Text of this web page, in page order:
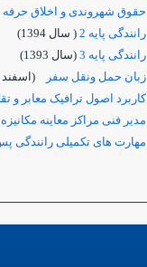
حقوق شهروندی و اخلاق حرفه
رانندگی پایه 2
( سال 1394)
رانندگی پایه 3
(سال 1393)
زبان حمل ونقل سفر
(اسفند 94)
کاربرد اصول ترافيک معابر و
مدیر فنی مراکز معاینه
مهارت های تکمیلی رانندگی